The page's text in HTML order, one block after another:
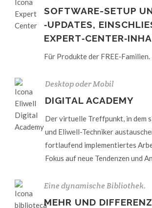
SOFTWARE-SETUP
‑UPDATES,
Für Produkte der FREE‑Familien.
Desktop oder Mobil
DIGITAL ACADEMY
Der virtuelle Treffpunkt, in dem
und Eliwell-Techniker
fortlaufend implementiertes
Fokus auf neue Tendenzen und
Eine dynamische Bibliothek.
MEHR UND